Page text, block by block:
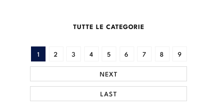
TUTTE LE CATEGORIE
1 2 3 4 5 6 7 8 9
NEXT
LAST